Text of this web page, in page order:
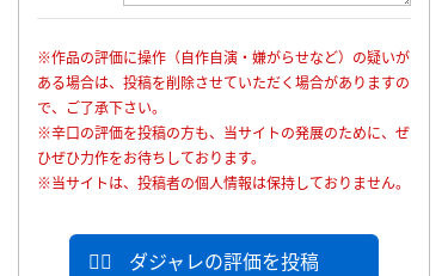
※作品の評価に操作（自作自演・嫌がらせなど）の疑いが
ある場合は、投稿を削除させていただく場合がありますの
で、ご了承下さい。
※辛口の評価を投稿の方も、当サイトの発展のために、ぜ
ひぜひ力作をお待ちしております。
※当サイトは、投稿者の個人情報は保持しておりません。
ダジャレの評価を投稿